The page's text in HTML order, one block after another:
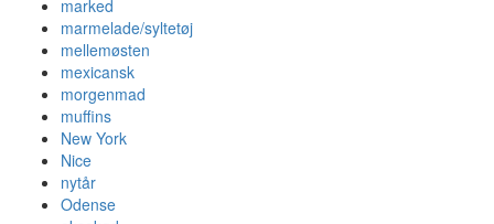
marked
marmelade/syltetøj
mellemøsten
mexicansk
morgenmad
muffins
New York
Nice
nytår
Odense